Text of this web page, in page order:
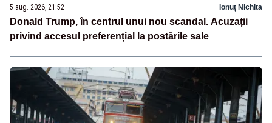
5 aug. 2026, 21:52 Ionuț Nichita
Donald Trump, în centrul unui nou scandal. Acuzații
privind accesul preferențial la postările sale